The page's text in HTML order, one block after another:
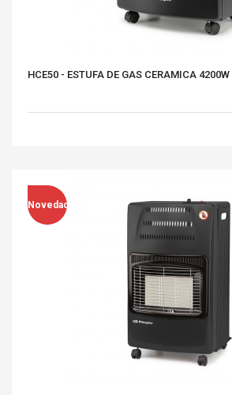
HCE50 - ESTUFA DE GAS CERAMICA 4200W
Novedad